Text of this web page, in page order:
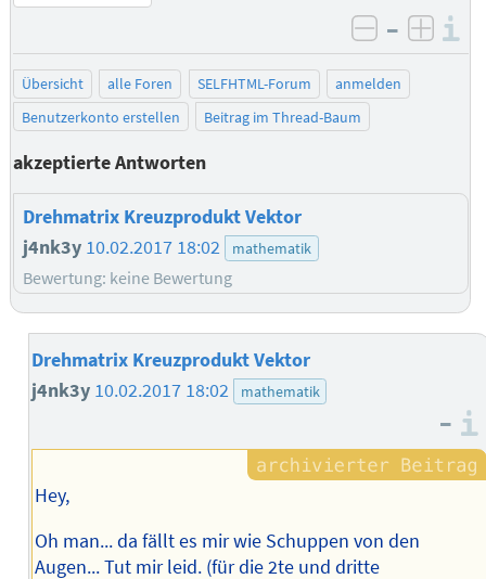
negativ
–
Übersicht alle Foren SELFHTML-Forum
anmelden
Benutzerkonto erstellen
Beitrag im Thread-Baum
akzeptierte Antworten
Drehmatrix Kreuzprodukt Vektor
j4nk3y 10.02.2017 18:02 mathematik
Bewertung: keine Bewertung
Drehmatrix Kreuzprodukt Vektor
j4nk3y 10.02.2017 18:02 mathematik
–
Hey,
Oh man... da fällt es mir wie Schuppen von den
Augen... Tut mir leid. (für die 2te und dritte